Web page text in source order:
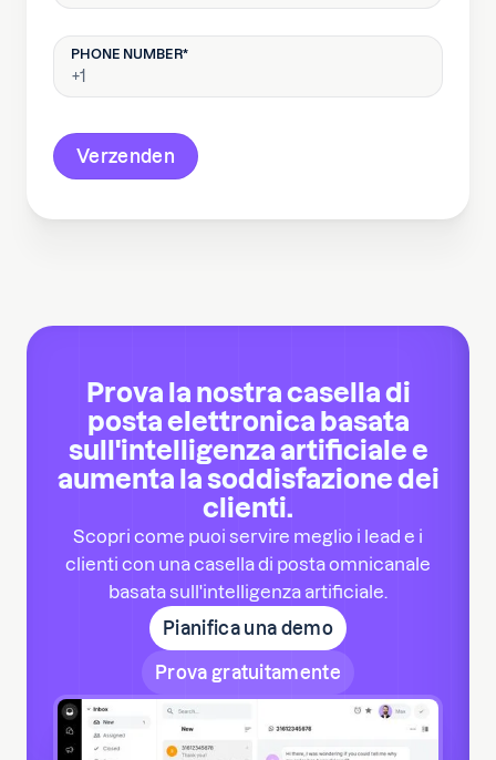
Prova la nostra casella di
posta elettronica basata
sull'intelligenza artificiale e
aumenta la soddisfazione dei
clienti.
Scopri come puoi servire meglio i lead e i
clienti con una casella di posta omnicanale
basata sull'intelligenza artificiale.
Pianifica una demo
Prova gratuitamente